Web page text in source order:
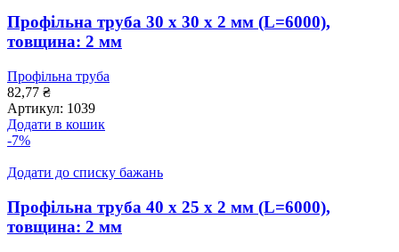
Профільна труба 30 x 30 x 2 мм (L=6000),
товщина: 2 мм
Профільна труба
82,77 ₴
Артикул: 1039
Додати в кошик
-7%
Додати до списку бажань
Профільна труба 40 x 25 x 2 мм (L=6000),
товщина: 2 мм